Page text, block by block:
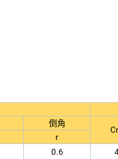
0.6
1.1
0.6
1.1
倒角
r
0.6